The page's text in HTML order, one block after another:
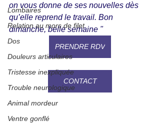
Lombaires
Relation au mors de filet
Dos
Douleurs articulaires
Tristesse inexpliquée
Trouble neurologique
Animal mordeur
Ventre gonflé
on vous donne de ses nouvelles dès
qu’elle reprend le travail. Bon
dimanche, belle semaine "
PRENDRE RDV
CONTACT